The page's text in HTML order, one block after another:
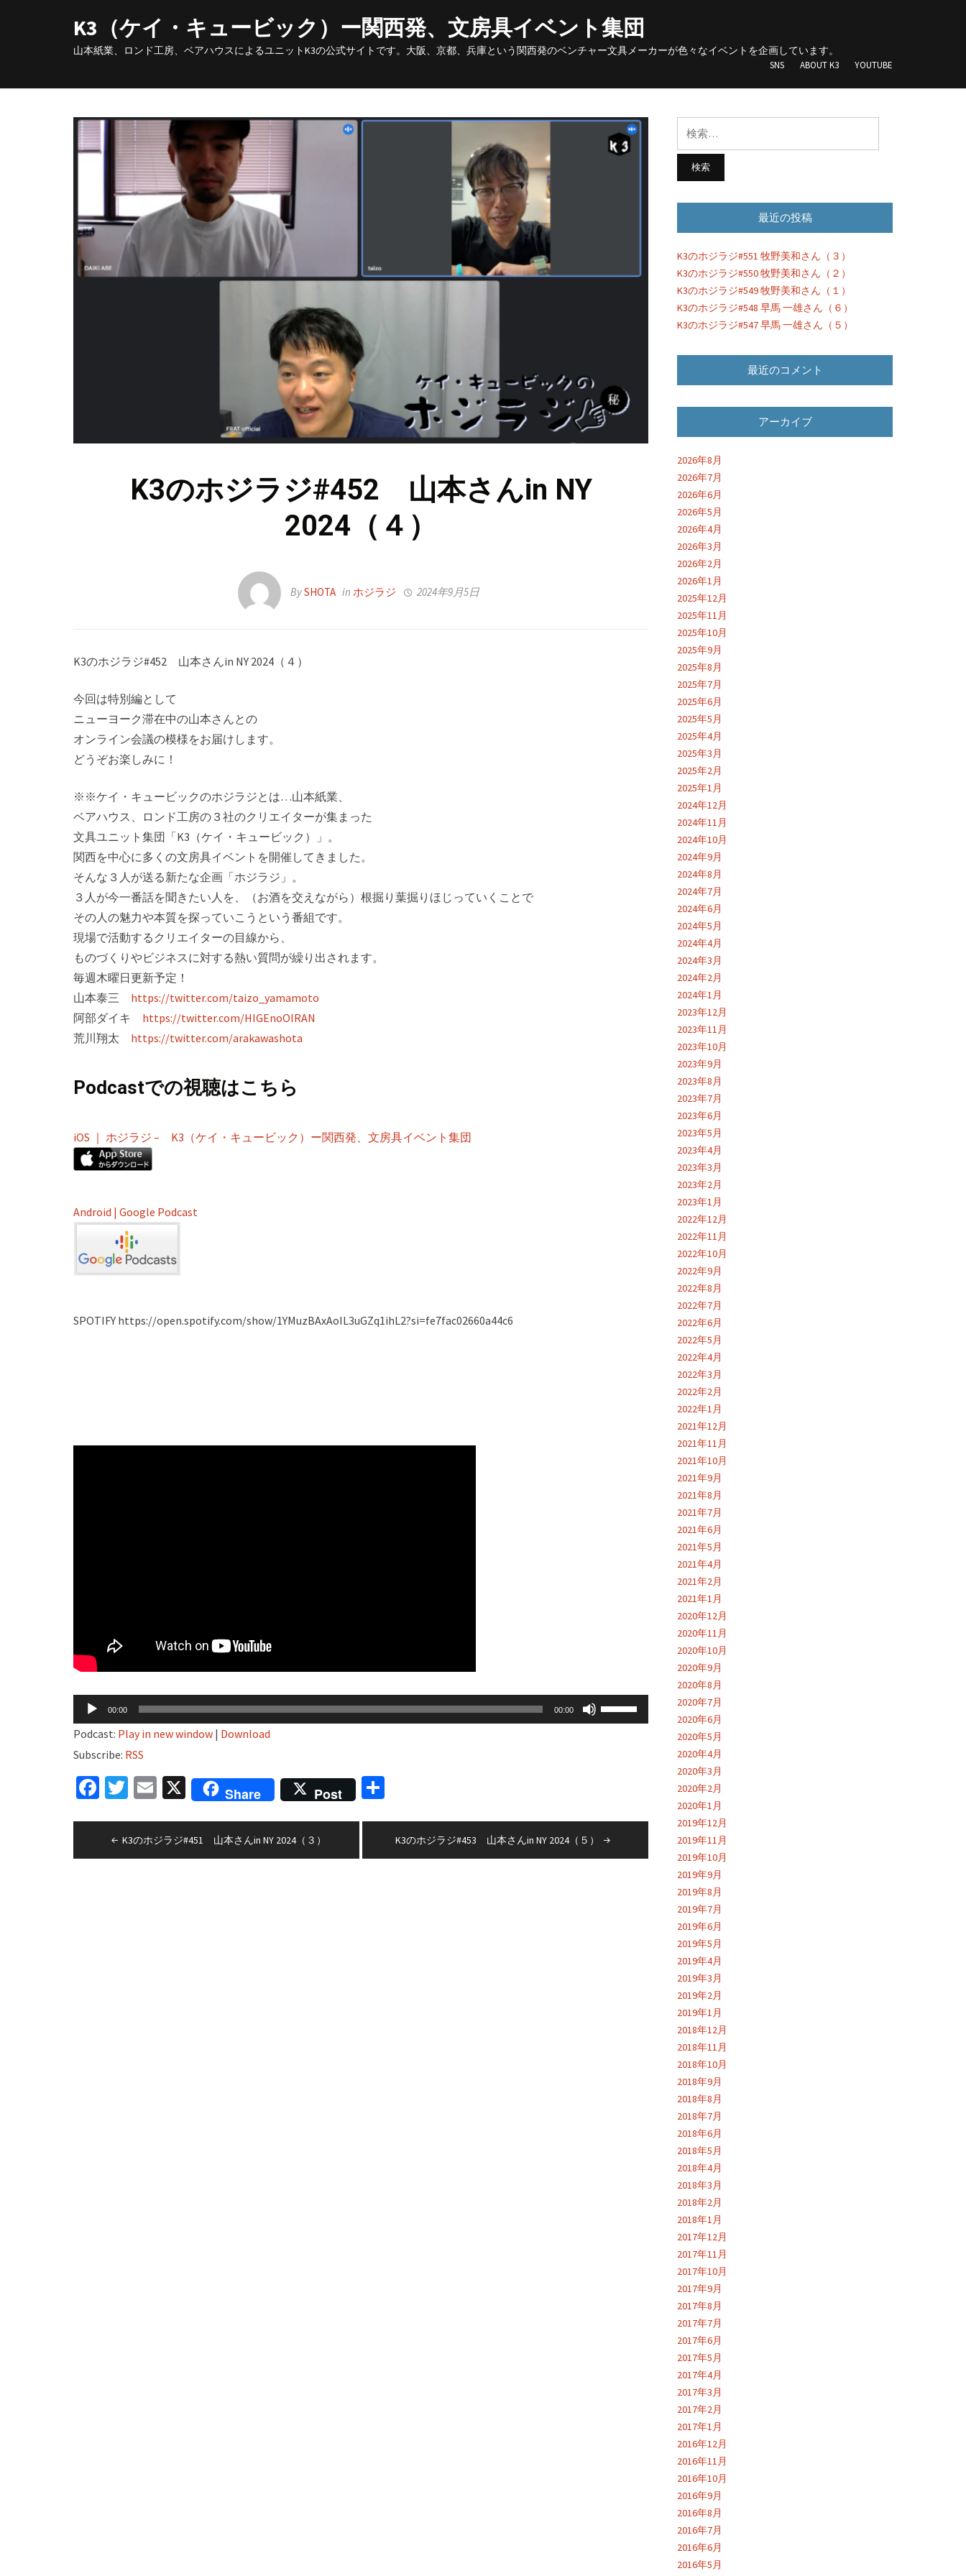
to
content
K3（ケイ・キュービック）ー関西発、文房具イベント集団
山本紙業、ロンド工房、ベアハウスによるユニットK3の公式サイトです。大阪、京都、兵庫という関西発のベンチャー文具メーカーが色々なイベントを企画しています。
SNS ABOUT K3 YOUTUBE
K3のホジラジ#452 山本さんin NY
2024（４）
BySHOTA in ホジラジ 2024年9月5日
K3のホジラジ#452 山本さんin NY 2024（４）
今回は特別編として
ニューヨーク滞在中の山本さんとの
オンライン会議の模様をお届けします。
どうぞお楽しみに！
※※ケイ・キュービックのホジラジとは…山本紙業、
ベアハウス、ロンド工房の３社のク­リエイターが集まった
文具ユニット集団「K3（ケイ・キュービック）」。
関西を中心に­多くの文房具イベントを開催してきました。
そんな３人が送る新たな企画「ホジラジ」。­
３人が今一番話を聞きたい人を、（お酒を交えながら）根掘り葉掘りほじっていくことで
その人の魅力や本質を探っていこうという番組です。
現場で活動するクリエイターの目線­から、
ものづくりやビジネスに対する熱い質問が繰り出されます。
毎週木曜日更新予定！
山本泰三 https://twitter.com/taizo_yamamoto
阿部ダイキ https://twitter.com/HIGEnoOIRAN
荒川翔太 https://twitter.com/arakawashota
Podcastでの視聴はこちら
iOS ｜ ホジラジ – K3（ケイ・キュービック）ー関西発、文房具イベント集団
Android | Google Podcast
SPOTIFY https://open.spotify.com/show/1YMuzBAxAoIL3uGZq1ihL2?si=fe7fac02660a44c6
声
ー
ー
00:00 00:00
ボ
リ
節
に
Podcast: Play in new window | Download
Subscribe: RSS
Facebook
Twitter
Email
X Share Post
稿
K3のホジラジ#451 山本さんin NY 2024（３） K3のホジラジ#453 山本さんin NY 2024（５）
索:
最近の投稿
K3のホジラジ#551 牧野美和さん（３）
K3のホジラジ#550 牧野美和さん（２）
K3のホジラジ#549 牧野美和さん（１）
K3のホジラジ#548 早馬 一雄さん（６）
K3のホジラジ#547 早馬 一雄さん（５）
最近のコメント
アーカイブ
2026年8月
2026年7月
2026年6月
2026年5月
2026年4月
2026年3月
2026年2月
2026年1月
2025年12月
2025年11月
2025年10月
2025年9月
2025年8月
2025年7月
2025年6月
2025年5月
2025年4月
2025年3月
2025年2月
2025年1月
2024年12月
2024年11月
2024年10月
2024年9月
2024年8月
2024年7月
2024年6月
2024年5月
2024年4月
2024年3月
2024年2月
2024年1月
2023年12月
2023年11月
2023年10月
2023年9月
2023年8月
2023年7月
2023年6月
2023年5月
2023年4月
2023年3月
2023年2月
2023年1月
2022年12月
2022年11月
2022年10月
2022年9月
2022年8月
2022年7月
2022年6月
2022年5月
2022年4月
2022年3月
2022年2月
2022年1月
2021年12月
2021年11月
2021年10月
2021年9月
2021年8月
2021年7月
2021年6月
2021年5月
2021年4月
2021年2月
2021年1月
2020年12月
2020年11月
2020年10月
2020年9月
2020年8月
2020年7月
2020年6月
2020年5月
2020年4月
2020年3月
2020年2月
2020年1月
2019年12月
2019年11月
2019年10月
2019年9月
2019年8月
2019年7月
2019年6月
2019年5月
2019年4月
2019年3月
2019年2月
2019年1月
2018年12月
2018年11月
2018年10月
2018年9月
2018年8月
2018年7月
2018年6月
2018年5月
2018年4月
2018年3月
2018年2月
2018年1月
2017年12月
2017年11月
2017年10月
2017年9月
2017年8月
2017年7月
2017年6月
2017年5月
2017年4月
2017年3月
2017年2月
2017年1月
2016年12月
2016年11月
2016年10月
2016年9月
2016年8月
2016年7月
2016年6月
2016年5月